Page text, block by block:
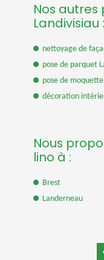
Nos
Landivisiau :
nettoyage de
pose de parquet
pose de
décoration
Nous
lino à :
Brest
Landerneau